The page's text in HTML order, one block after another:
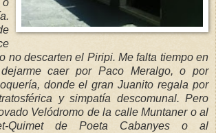
no descarten el Piripi. Me falta tiempo en
caer por Paco Meralgo, o por
donde el gran Juanito regala por
y simpatía descomunal. Pero
Velódromo de la calle Muntaner o al
Quimet de Poeta Cabanyes o al